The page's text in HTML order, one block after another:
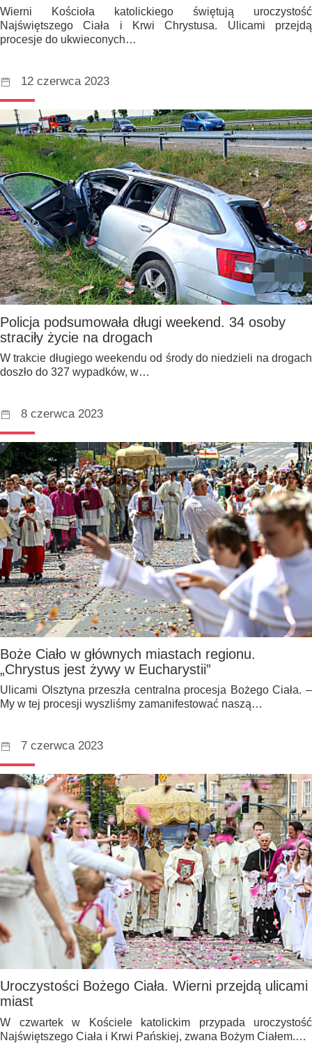
Wierni Kościoła katolickiego świętują uroczystość
Najświętszego Ciała i Krwi Chrystusa. Ulicami przejdą
procesje do ukwieconych…
12 czerwca 2023
Policja podsumowała długi weekend. 34 osoby
straciły życie na drogach
W trakcie długiego weekendu od środy do niedzieli na drogach
doszło do 327 wypadków, w…
8 czerwca 2023
Boże Ciało w głównych miastach regionu.
„Chrystus jest żywy w Eucharystii”
Ulicami Olsztyna przeszła centralna procesja Bożego Ciała. –
My w tej procesji wyszliśmy zamanifestować naszą…
7 czerwca 2023
Uroczystości Bożego Ciała. Wierni przejdą ulicami
miast
W czwartek w Kościele katolickim przypada uroczystość
Najświętszego Ciała i Krwi Pańskiej, zwana Bożym Ciałem.…